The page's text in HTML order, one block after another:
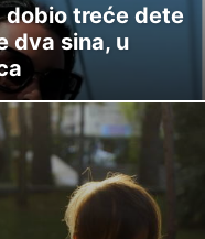
dobio treće dete
dva sina, u